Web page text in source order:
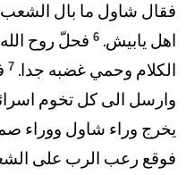
فقال شاول ما بال الشعب
اهل يابيش. 6 فحلّ روح
الكلام وحمي غضبه جدا. 7
وارسل الى كل تخوم
يخرج وراء شاول ووراء
فوقع رعب الرب على